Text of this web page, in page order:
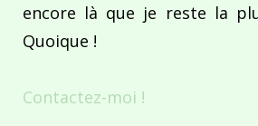
encore là que je reste la
Quoique !
Contactez-moi !